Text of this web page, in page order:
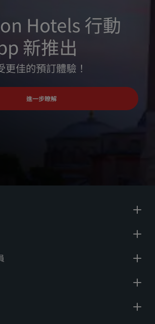
Hotels 行動
新推出
更佳的預訂體驗！
進一步瞭解